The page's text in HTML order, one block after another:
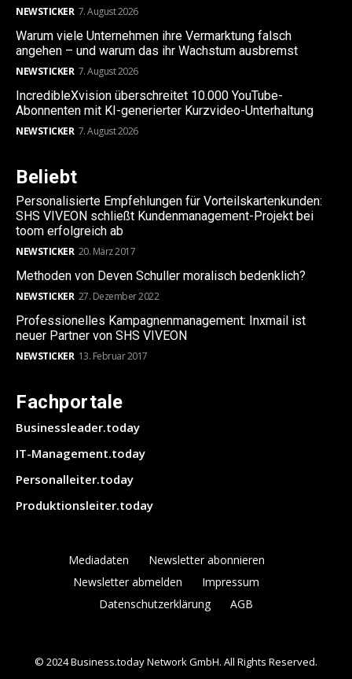
NEWSTICKER 7. August 2026
Warum viele Unternehmen ihre Vermarktung falsch
angehen – und warum das ihr Wachstum ausbremst
NEWSTICKER 7. August 2026
IncredibleXvision überschreitet 10.000 YouTube-
Abonnenten mit KI-generierter Kurzvideo-Unterhaltung
NEWSTICKER 7. August 2026
Beliebt
Personalisierte Empfehlungen für Vorteilskartenkunden:
SHS VIVEON schließt Kundenmanagement-Projekt bei
toom erfolgreich ab
NEWSTICKER 20. März 2017
Methoden von Deven Schuller moralisch bedenklich?
NEWSTICKER 27. Dezember 2022
Professionelles Kampagnenmanagement: Inxmail ist
neuer Partner von SHS VIVEON
NEWSTICKER 13. Februar 2017
Fachportale
Businessleader.today
IT-Management.today
Personalleiter.today
Produktionsleiter.today
Mediadaten
Newsletter abonnieren
Newsletter abmelden
Impressum
Datenschutzerklärung
AGB
© 2024 Business.today Network GmbH. All Rights Reserved.